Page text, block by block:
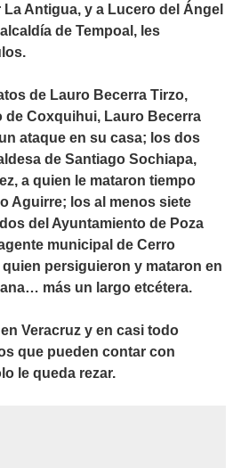
Antigua, y a Lucero del Ángel
de Tempoal, les
de Lauro Becerra Tirzo,
de Coxquihui, Lauro Becerra
ataque en su casa; los dos
de Santiago Sochiapa,
a quien le mataron tiempo
Aguirre; los al menos siete
del Ayuntamiento de Poza
municipal de Cerro
persiguieron y mataron en
más un largo etcétera.
Veracruz y en casi todo
que pueden contar con
le queda rezar.